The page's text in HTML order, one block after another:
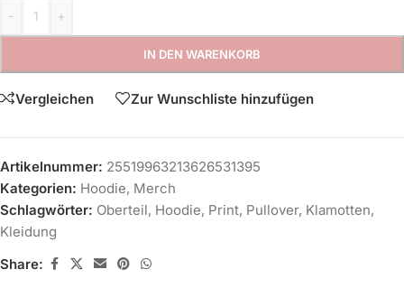
- +
IN DEN WARENKORB
Vergleichen Zur Wunschliste hinzufügen
Artikelnummer: 25519963213626531395
Kategorien: Hoodie, Merch
Schlagwörter: Oberteil, Hoodie, Print, Pullover, Klamotten,
Kleidung
Share: